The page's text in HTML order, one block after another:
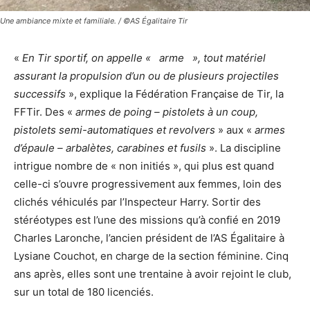
Une ambiance mixte et familiale. / ©AS Égalitaire Tir
« En Tir sportif, on appelle « arme », tout matériel
assurant la propulsion d’un ou de plusieurs projectiles
successifs », explique la Fédération Française de Tir, la
FFTir. Des « armes de poing – pistolets à un coup,
pistolets semi-automatiques et revolvers » aux « armes
d’épaule – arbalètes, carabines et fusils ». La discipline
intrigue nombre de « non initiés », qui plus est quand
celle-ci s’ouvre progressivement aux femmes, loin des
clichés véhiculés par l’Inspecteur Harry. Sortir des
stéréotypes est l’une des missions qu’à confié en 2019
Charles Laronche, l’ancien président de l’AS Égalitaire à
Lysiane Couchot, en charge de la section féminine. Cinq
ans après, elles sont une trentaine à avoir rejoint le club,
sur un total de 180 licenciés.